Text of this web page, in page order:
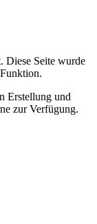
Diese Seite wurde
Erstellung und
zur Verfügung.